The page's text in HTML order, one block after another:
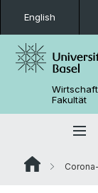
English
Fakultät